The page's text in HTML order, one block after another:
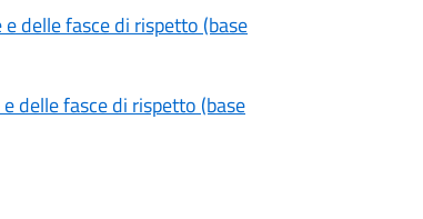
delle fasce di rispetto (base
delle fasce di rispetto (base